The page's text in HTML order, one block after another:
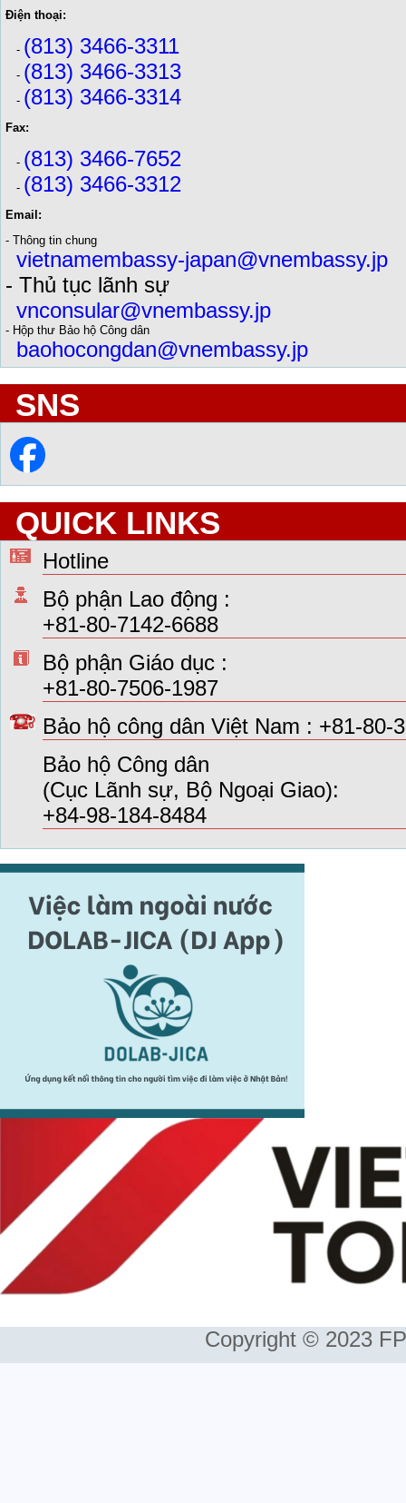
Điện thoại:
- (813) 3466-3311
- (813) 3466-3313
- (813) 3466-3314
Fax:
- (813) 3466-7652
- (813) 3466-3312
Email:
- Thông tin chung
vietnamembassy-japan@vnembassy.jp
- Thủ tục lãnh sự
vnconsular@vnembassy.jp
- Hộp thư Bảo hộ Công dân
baohocongdan@vnembassy.jp
SNS
QUICK LINKS
Hotline
Bộ phận Lao động :
+81-80-7142-6688
Bộ phận Giáo dục :
+81-80-7506-1987
Bảo hộ công dân Việt Nam : +81-80-
Bảo hộ Công dân
(Cục Lãnh sự, Bộ Ngoại Giao):
+84-98-184-8484
Copyright © 2023